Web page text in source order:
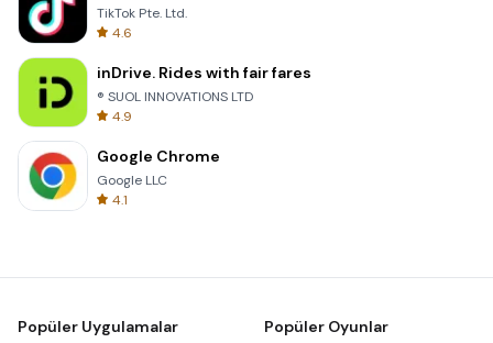
TikTok Pte. Ltd.
4.6
inDrive. Rides with fair fares
® SUOL INNOVATIONS LTD
4.9
Google Chrome
Google LLC
4.1
Popüler Uygulamalar Popüler Oyunlar